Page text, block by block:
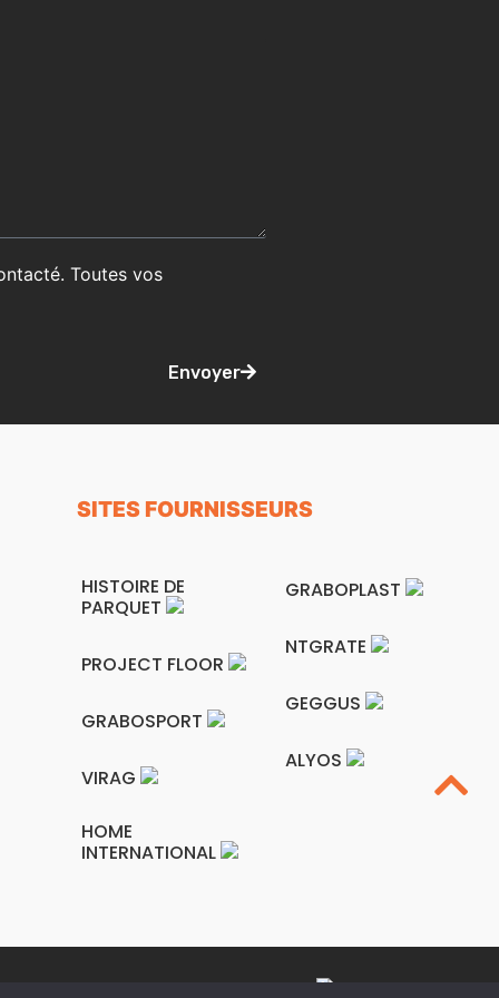
Toutes vos
Envoyer
SITES FOURNISSEURS
HISTOIRE DE
PARQUET
PROJECT FLOOR
GRABOSPORT
VIRAG
HOME
INTERNATIONAL
GRABOPLAST
NTGRATE
GEGGUS
ALYOS